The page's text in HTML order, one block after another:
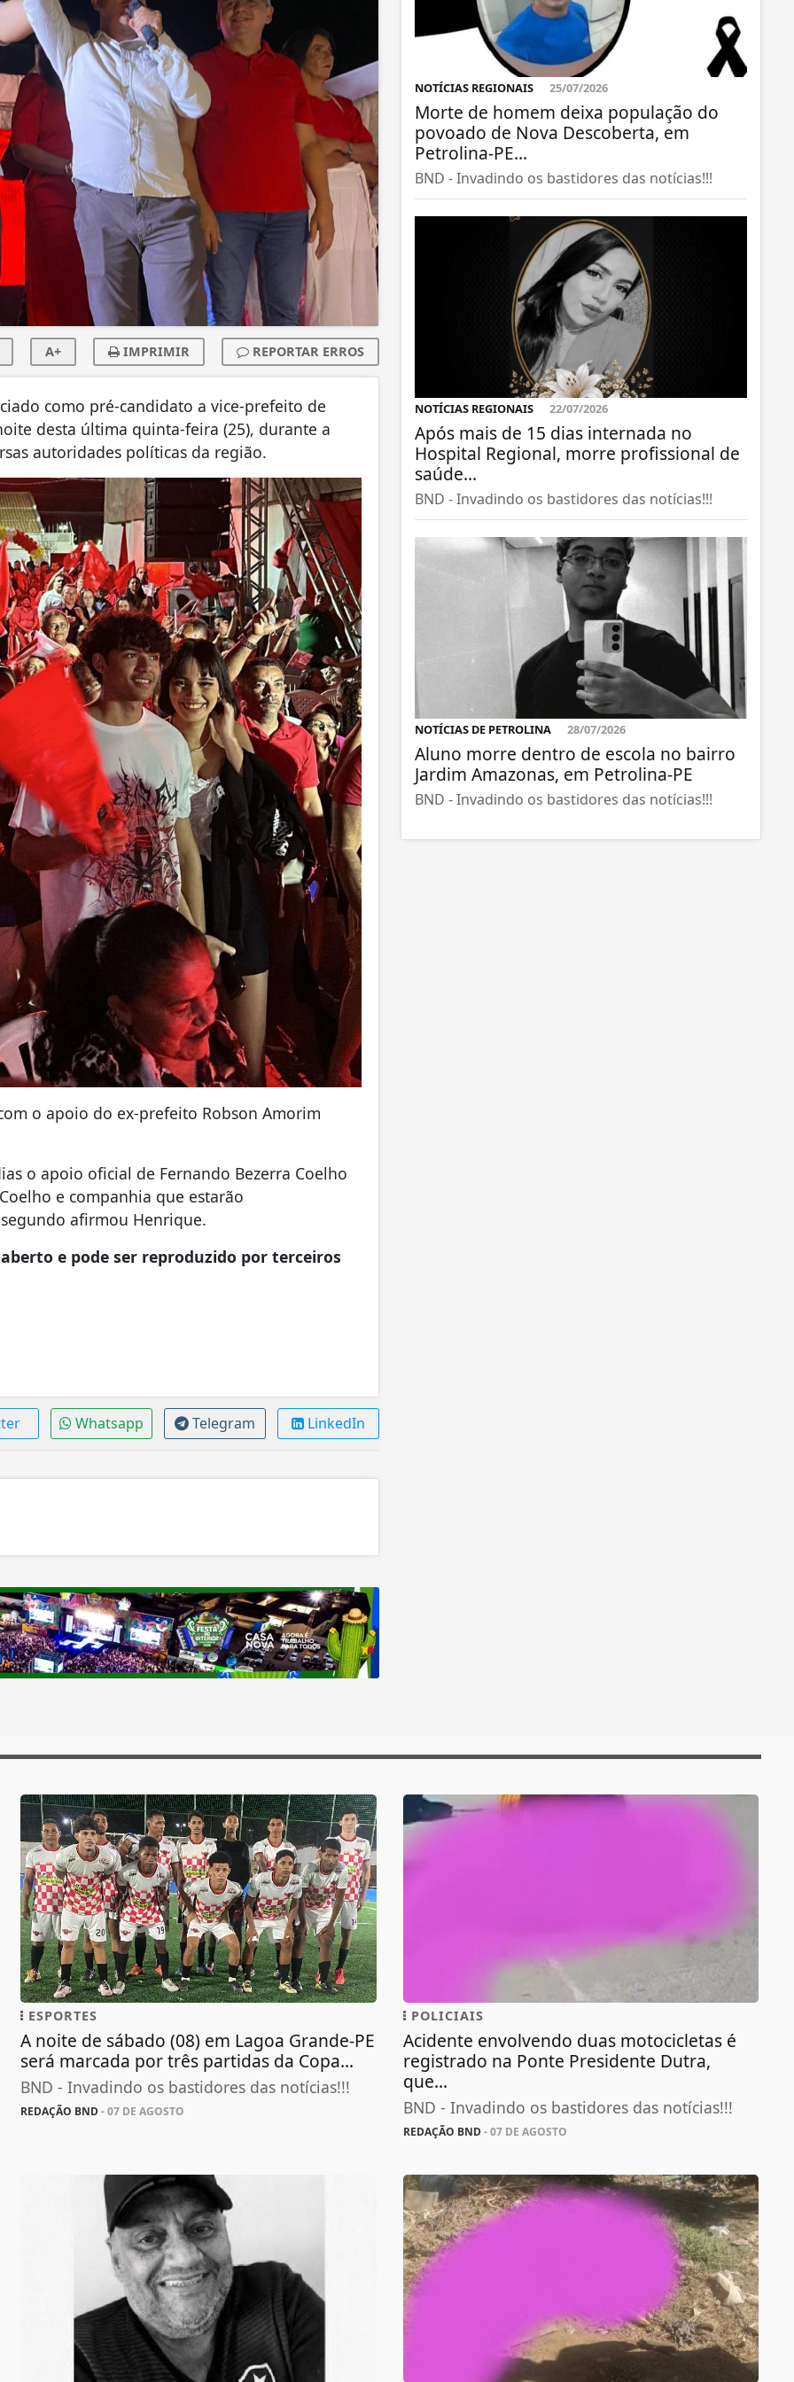
A+ IMPRIMIR REPORTAR ERROS
como pré-candidato a vice-prefeito de
desta última quinta-feira (25), durante a
autoridades políticas da região.
o apoio do ex-prefeito Robson Amorim
o apoio oficial de Fernando Bezerra Coelho
e companhia que estarão
afirmou Henrique.
e pode ser reproduzido por terceiros
Whatsapp Telegram LinkedIn
NOTÍCIAS REGIONAIS 25/07/2026
Morte de homem deixa população do
povoado de Nova Descoberta, em
Petrolina-PE...
BND - Invadindo os bastidores das notícias!!!
NOTÍCIAS REGIONAIS 22/07/2026
Após mais de 15 dias internada no
Hospital Regional, morre profissional de
saúde...
BND - Invadindo os bastidores das notícias!!!
NOTÍCIAS DE PETROLINA 28/07/2026
Aluno morre dentro de escola no bairro
Jardim Amazonas, em Petrolina-PE
BND - Invadindo os bastidores das notícias!!!
ESPORTES
A noite de sábado (08) em Lagoa Grande-PE
será marcada por três partidas da Copa...
BND - Invadindo os bastidores das notícias!!!
REDAÇÃO BND- 07 DE AGOSTO
POLICIAIS
Acidente envolvendo duas motocicletas é
registrado na Ponte Presidente Dutra,
que...
BND - Invadindo os bastidores das notícias!!!
REDAÇÃO BND- 07 DE AGOSTO